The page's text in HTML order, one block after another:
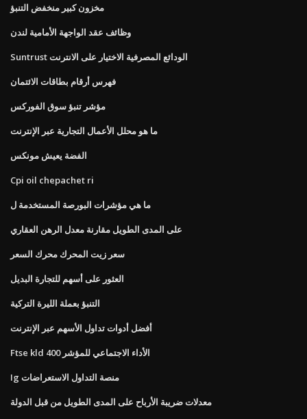
مخزون كبير منخفض التنبؤ
وظائف عقد الواجهة الأمامية لندن
Suntrust الودائع المصرفية الاختيار على الانترنت
فهرس أرقام بطاقات الائتمان
مؤشر تنبؤ سوق الفوركس
ما هو محلل الأعمال التجارية عبر الإنترنت
الفضة يعيش مونكس
Cpi oil chepachet ri
ما هي مؤشرات البورصة المستخدمة ل
على المدى الطويل مقارنة معدل الرهن العقاري
سعر زيت المحرك محرك السعر
العثور على أسهم للتجارة البديل
التنبؤ بعملة الليرة التركية
أفضل أدوات تداول الأسهم عبر الإنترنت
Ftse kld 400 الأداء الاجتماعي للمؤشر
Ig منصة التداول الاستعراضات
معدلات ضريبة الأرباح على المدى الطويل من قبل الدولة